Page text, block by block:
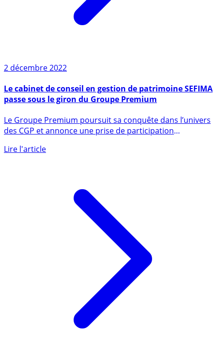
2 décembre 2022
passe sous le giron du Groupe Premium
des CGP et annonce une prise de participation